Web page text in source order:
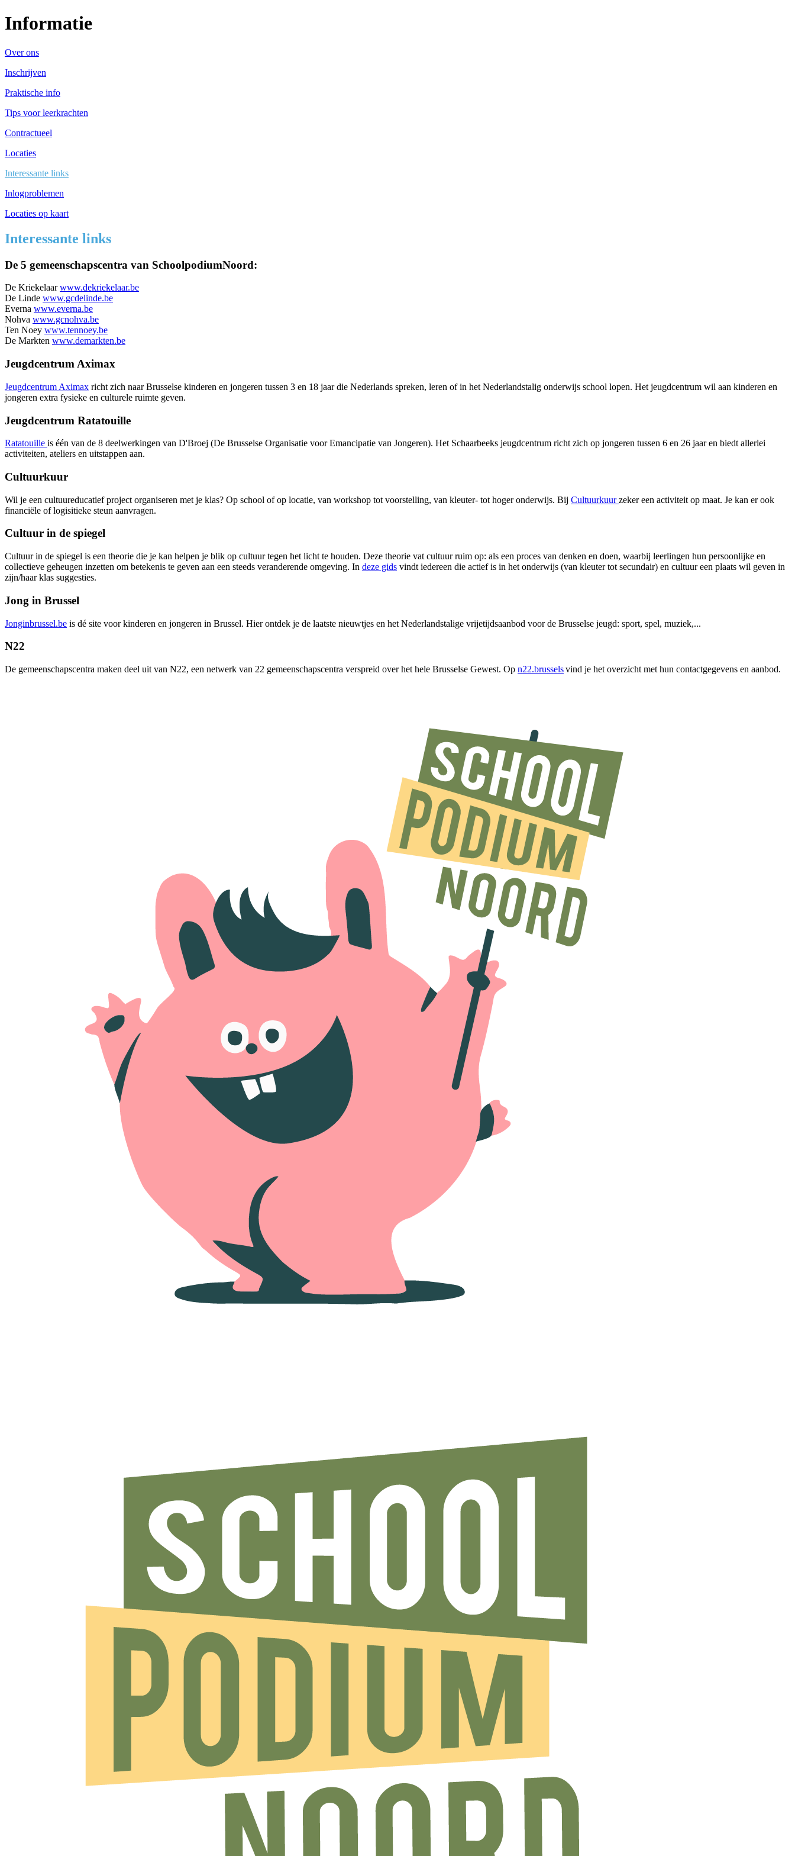
Informatie
Over ons
Inschrijven
Praktische info
Tips voor leerkrachten
Contractueel
Locaties
Interessante links
Inlogproblemen
Locaties op kaart
Interessante links
De 5 gemeenschapscentra van SchoolpodiumNoord:
De Kriekelaarwww.dekriekelaar.be
De Linde www.gcdelinde.be
Everna www.everna.be
Nohva www.gcnohva.be
Ten Noey www.tennoey.be
De Markten www.demarkten.be
Jeugdcentrum Aximax
Jeugdcentrum Aximax richt zich naar Brusselse kinderen en jongeren tussen 3 en 18 jaar die Nederlands spreken, leren of in het Nederlandstalig onderwijs school lopen. Het jeugdcentrum wil aan kinderen en
jongeren extra fysieke en culturele ruimte geven.
Jeugdcentrum Ratatouille
Ratatouille is één van de 8 deelwerkingen van D'Broej (De Brusselse Organisatie voor Emancipatie van Jongeren). Het Schaarbeeks jeugdcentrum richt zich op jongeren tussen 6 en 26 jaar en biedt allerlei
activiteiten, ateliers en uitstappen aan.
Cultuurkuur
Wil je een cultuureducatief project organiseren met je klas? Op school of op locatie, van workshop tot voorstelling, van kleuter- tot hoger onderwijs. Bij Cultuurkuurzeker een activiteit op maat. Je kan er ook
financiële of logisitieke steun aanvragen.
Cultuur in de spiegel
Cultuur in de spiegel is een theorie die je kan helpen je blik op cultuur tegen het licht te houden. Deze theorie vat cultuur ruim op: als een proces van denken en doen, waarbij leerlingen hun persoonlijke en
collectieve geheugen inzetten om betekenis te geven aan een steeds veranderende omgeving. In deze gids vindt iedereen die actief is in het onderwijs (van kleuter tot secundair) en cultuur een plaats wil geven in
zijn/haar klas suggesties.
Jong in Brussel
Jonginbrussel.be is dé site voor kinderen en jongeren in Brussel. Hier ontdek je de laatste nieuwtjes en het Nederlandstalige vrijetijdsaanbod voor de Brusselse jeugd: sport, spel, muziek,...
N22
De gemeenschapscentra maken deel uit van N22, een netwerk van 22 gemeenschapscentra verspreid over het hele Brusselse Gewest. Op n22.brusselsvind je het overzicht met hun contactgegevens en aanbod.